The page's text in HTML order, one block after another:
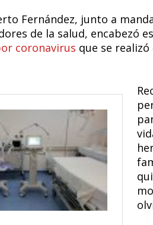
Fernández, junto a
de la salud, encabezó
coronavirus que se